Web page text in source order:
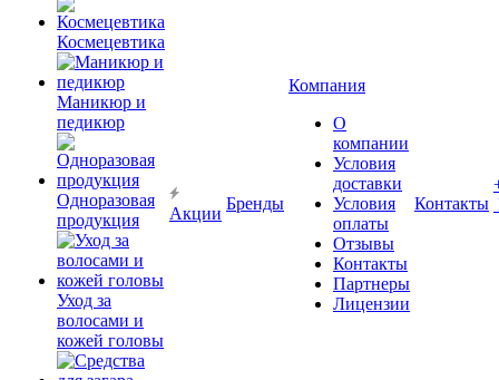
Космецевтика
Маникюр и
педикюр
Одноразовая
продукция
Уход за
волосами и
кожей головы
Акции
Бренды
Компания
О
компании
Условия
доставки
Условия
оплаты
Отзывы
Контакты
Партнеры
Лицензии
Контакты